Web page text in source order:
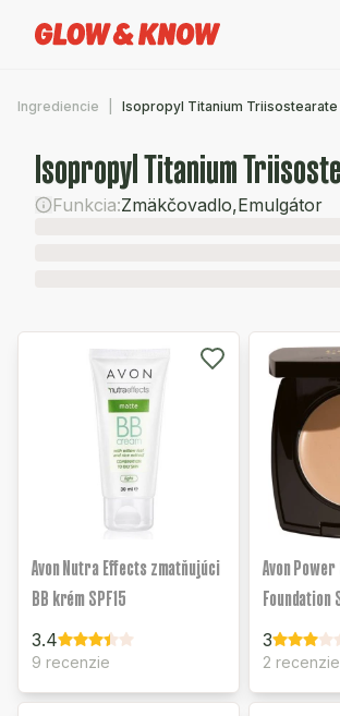
Ingrediencie Isopropyl Titanium Triisostearate
Isopropyl Titanium
Funkcia:Zmäkčovadlo,Emulgátor
Avon Nutra Effects zmatňujúci
BB krém SPF15
3.4
9 recenzie
Avon
Foundation
3
2 recenzie